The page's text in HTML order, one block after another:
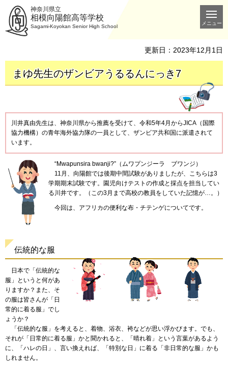
神奈川県立
相模向陽館高等学校
Sagami-Koyokan Senior High School
メニュー
更新日：2023年12月1日
まゆ先生のザンビアうるるんにっき7
川井真由先生は、神奈川県から推薦を受けて、令和5年4月からJICA（国際
協力機構）の青年海外協力隊の一員として、ザンビア共和国に派遣されて
います。
“Mwapunsirabwanji?”（ムワプンジーラ
ブワンジ）
11月、 向陽館では後期中間試験がありましたが、こちらは3
学期期末試験です。園児向けテストの作成と採点を担当してい
る川井です。（この3月まで高校の教員をしていた記憶が…。）
今回は 、アフリカの便利な布・チテンゲについてです。
伝統的な服
日本で「伝統的な
服」というと何があ
りますか？また、そ
の服は皆さんが「日
常的に着る服」でし
ょうか？
「伝統的な服」を考えると、着物、浴衣、袴などが思い浮かびます。でも、
それが「日常的に着る服」かと聞かれると、「晴れ着」という言葉があるよう
に、「ハレの日」、言い換えれば、「特別な日」に着る「非日常的な服」かも
しれません。